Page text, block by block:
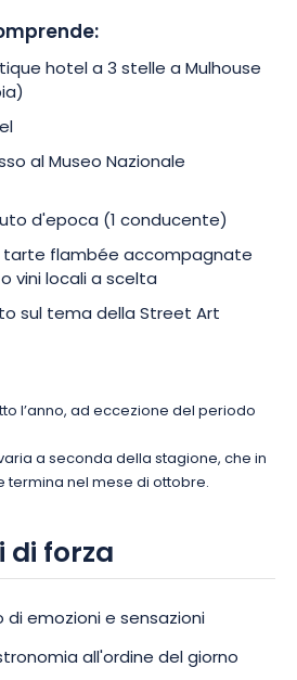
hotel a 3 stelle a Mulhouse
al Museo Nazionale
d'epoca (1 conducente)
tarte flambée accompagnate
vini locali a scelta
sul tema della Street Art
l’anno, ad eccezione del periodo
a seconda della stagione, che in
termina nel mese di ottobre.
di forza
di emozioni e sensazioni
all'ordine del giorno